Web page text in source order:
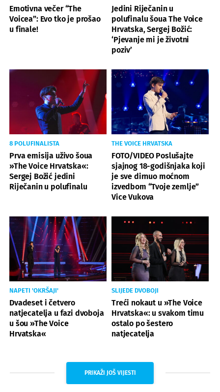
Emotivna večer “The
Voicea”: Evo tko je prošao
u finale!
Jedini Riječanin u
polufinalu šoua The Voice
Hrvatska, Sergej Božić:
‘Pjevanje mi je životni
poziv’
8 POLUFINALISTA
Prva emisija uživo šoua
»The Voice Hrvatska«:
Sergej Božić jedini
Riječanin u polufinalu
THE VOICE HRVATSKA
FOTO/VIDEO Poslušajte
sjajnog 18-godišnjaka koji
je sve dirnuo moćnom
izvedbom “Tvoje zemlje”
Vice Vukova
NAPETI 'OKRŠAJI'
Dvadeset i četvero
natjecatelja u fazi dvoboja
u šou »The Voice
Hrvatska«
SLIJEDE DVOBOJI
Treći nokaut u »The Voice
Hrvatska«: u svakom timu
ostalo po šestero
natjecatelja
PRIKAŽI JOŠ VIJESTI